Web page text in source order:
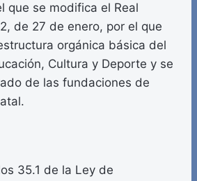
que se modifica el Real
de 27 de enero, por el que
orgánica básica del
Cultura y Deporte y se
de las fundaciones de
35.1 de la Ley de